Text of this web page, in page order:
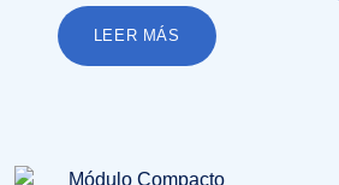
LEER MÁS